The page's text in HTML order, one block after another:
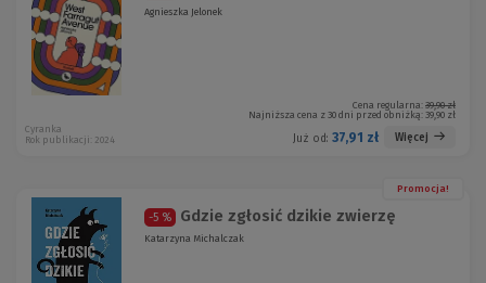
Agnieszka Jelonek
Cena regularna: 39,90 zł
Najniższa cena z 30 dni przed obniżką: 39,90 zł
Już od: 37,91 zł Więcej
Cyranka
Rok publikacji: 2024
Promocja!
-5 % Gdzie zgłosić dzikie zwierzę
Katarzyna Michalczak